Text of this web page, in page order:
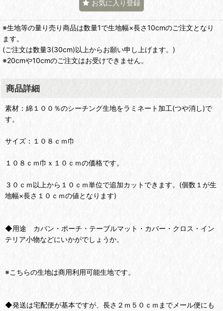
お気に入り登録
※生地等の量り売り商品は数量1で生地幅×長さ10cmのご注文となり
ます。
(ご注文は数量3(30cm)以上からお願い申し上げます。)
※20cmや10cmのご注文はお受けできません。
商品詳細
素材：綿１００％のシーチング生地をラミネート加工(つや消し)で
す。
サイズ：１０８ｃｍ巾
１０８ｃｍ巾ｘ１０ｃｍの価格です。
３０ｃｍ以上から１０ｃｍ単位で追加カットできます。(個数１が生
地幅×長さ１０ｃｍの値となります)
◆用途 カバン・ポーチ・テーブルマット・カバー・クロス・イン
テリア小物などにいかがでしょうか。
※こちらの生地は商用利用可能生地です。
◆発送は宅配便が基本ですが、長さ２ｍ５０ｃｍまでメール便にも